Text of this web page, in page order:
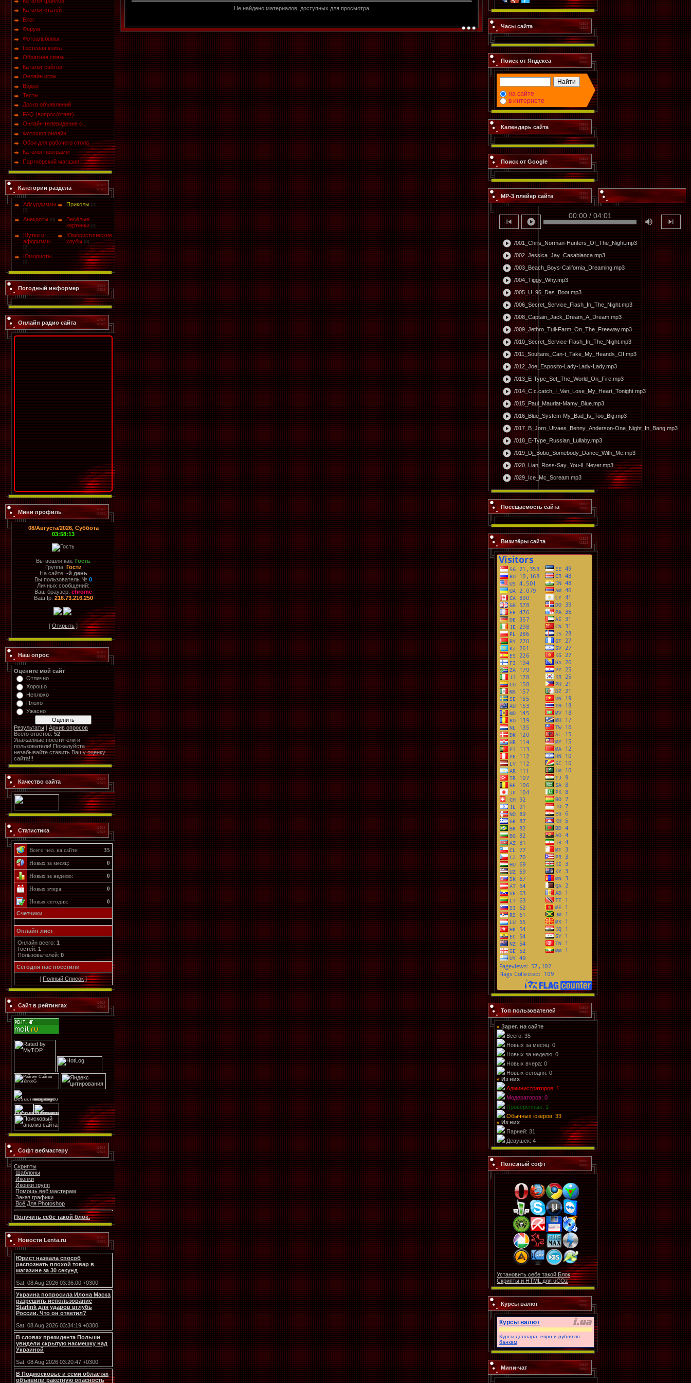
Каталог статей
Блог
Форум
Фотоальбомы
Гостевая книга
Обратная связь
Каталог сайтов
Онлайн игры
Видео
Тесты
Доска объявлений
FAQ (вопрос/ответ)
Онлайн телевидение с...
Фотошоп онлайн
Обои для рабочего стола
Каталог программ
Партнёрский магазин ...
Категории раздела
Абсурдизмы
[0]
Приколы [0]
Анекдоты [0]
Весёлые
картинки [0]
Шутки и
афоризмы
[0]
Юмористические
клубы [0]
Юмористы
[0]
Погодный информер
Онлайн радио сайта
Мини профиль
08/Августа/2026, Суббота
03:58:13
Вы вошли как: Гость
Группа: Гости
На сайте: -й день
Вы пользователь № 0
Личных сообщений:
Ваш браузер: chrome
Ваш Ip:216.73.216.250
[ Открыть]
Наш опрос
Оцените мой сайт
Отлично
Хорошо
Неплохо
Плохо
Ужасно
Результаты
Архив опросов
Всего ответов: 52
Уважаемые посетители и
пользователи! Пожалуйста
незабывайте ставить Вашу оценку
сайта!!!
Качество сайта
Статистика
Всего чел. на сайте: 35
Новых за месяц: 0
Новых за неделю: 0
Новых вчера: 0
Новых сегодня:
0
Счетчики
Онлайн лист
Онлайн всего: 1
Гостей: 1
Пользователей: 0
Cегодня нас посетили
[ Полный Список]
Сайт в рейтингах
Софт вебмастеру
Скрипты
Шаблоны
Иконки
Иконки групп
Помощь веб мастерам
Заказ графики
Всё Для Photoshop
Получить себе такой блок.
Новости Lenta.ru
Юрист назвала способ
распознать плохой товар в
магазине за 30 секунд
Sat, 08 Aug 2026 03:36:00 +0300
Украина попросила Илона Маска
разрешить использование
Starlink для ударов вглубь
России. Что он ответил?
Sat, 08 Aug 2026 03:34:19 +0300
В словах президента Польши
увидели скрытую насмешку над
Украиной
Sat, 08 Aug 2026 03:20:47 +0300
В Подмосковье и семи областях
объявили ракетную опасность
Не найдено материалов, доступных для просмотра
Часы сайта
Поиск от Яндекса
на сайте
в интернете
Календарь сайта
Поиск от Google
MP-3 плейер сайта
skip_previous play_circle
00:00 / 04:01
volume_up skip_next
play_circle /001_Chris_Norman-Hunters_Of_The_Night.mp3
play_circle /002_Jessica_Jay_Casablanca.mp3
play_circle /003_Beach_Boys-California_Dreaming.mp3
play_circle /004_Tiggy_Why.mp3
play_circle /005_U_96_Das_Boot.mp3
play_circle /006_Secret_Service_Flash_In_The_Night.mp3
play_circle /008_Captain_Jack_Dream_A_Dream.mp3
play_circle /009_Jethro_Tull-Farm_On_The_Freeway.mp3
play_circle /010_Secret_Service-Flash_In_The_Night.mp3
play_circle /011_Soultans_Can-t_Take_My_Heands_Of.mp3
play_circle /012_Joe_Esposito-Lady-Lady-Lady.mp3
play_circle /013_E-Type_Set_The_World_On_Fire.mp3
play_circle /014_C.c.catch_I_Van_Lose_My_Heart_Tonight.mp3
play_circle /015_Paul_Mauriat-Mamy_Blue.mp3
play_circle /016_Blue_System-My_Bad_Is_Too_Big.mp3
play_circle /017_B_Jorn_Ulvaes_Benny_Anderson-One_Night_In_Bang.mp3
play_circle /018_E-Type_Russian_Lullaby.mp3
play_circle /019_Dj_Bobo_Somebody_Dance_With_Me.mp3
play_circle /020_Lian_Ross-Say_You-ll_Never.mp3
play_circle /029_Ice_Mc_Scream.mp3
Посещаемость сайта
Визитёры сайта
Топ пользователей
» Зарег. на сайте
Всего: 35
Новых за месяц: 0
Новых за неделю: 0
Новых вчера: 0
Новых сегодня: 0
» Из них
Администраторов: 1
Модераторов: 0
Проверенных: 1
Обычных юзеров: 33
» Из них
Парней: 31
Девушек: 4
Полезный софт
Установить себе такой Блок
Скрипты и HTML для uCOz
Курсы валют
Курсы валют
Курсы доллара, евро и рубля по
банкам
Мини-чат